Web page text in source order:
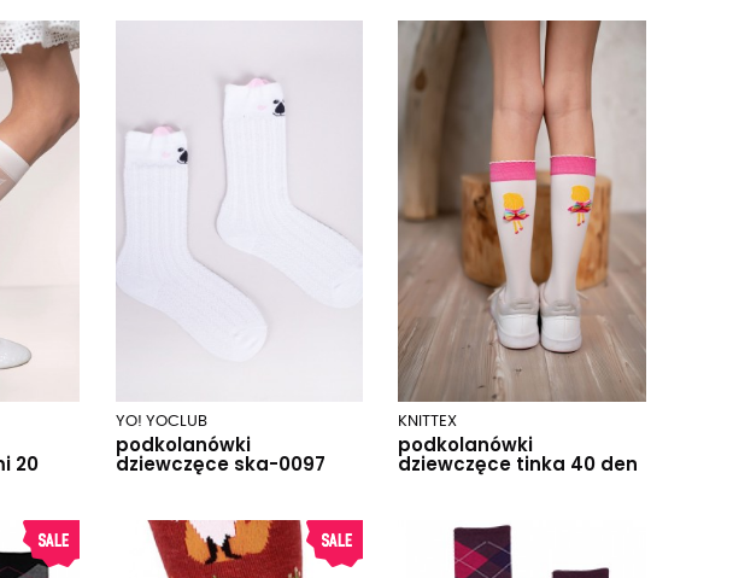
20
YO! YOCLUB
podkolanówki
dziewczęce ska-0097
KNITTEX
podkolanówki
dziewczęce tinka 40 den